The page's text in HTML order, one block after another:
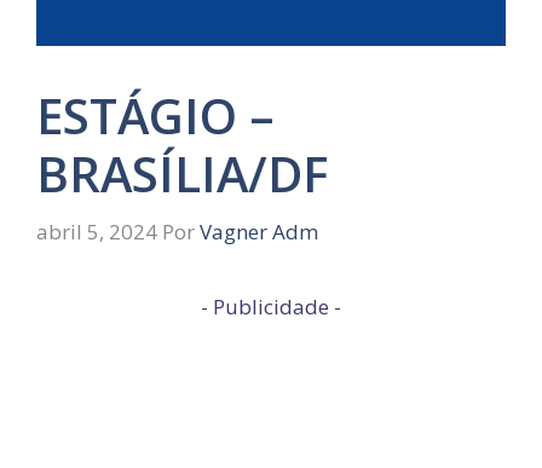
ESTÁGIO –
BRASÍLIA/DF
abril 5, 2024 PorVagner Adm
- Publicidade -